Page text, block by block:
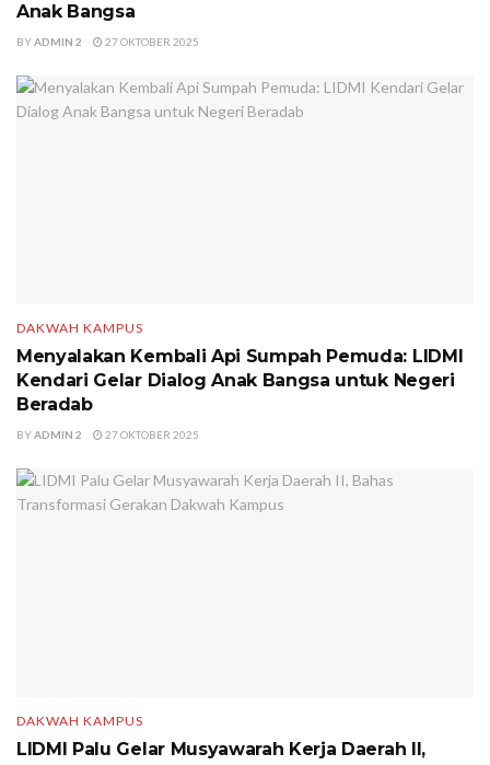
Anak Bangsa
BYADMIN 2 27 OKTOBER 2025
DAKWAH KAMPUS
Menyalakan Kembali Api Sumpah Pemuda: LIDMI
Kendari Gelar Dialog Anak Bangsa untuk Negeri
Beradab
BYADMIN 2 27 OKTOBER 2025
DAKWAH KAMPUS
LIDMI Palu Gelar Musyawarah Kerja Daerah II,